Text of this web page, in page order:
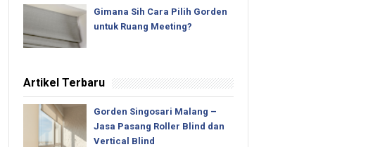
Gimana Sih Cara Pilih Gorden
untuk Ruang Meeting?
Artikel Terbaru
Gorden Singosari Malang –
Jasa Pasang Roller Blind dan
Vertical Blind